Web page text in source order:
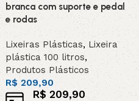
branca com suporte e pedal
e rodas
Lixeiras Plásticas,Lixeira
plástica 100 litros,
Produtos Plásticos
R$ 209,90
R$ 209,90